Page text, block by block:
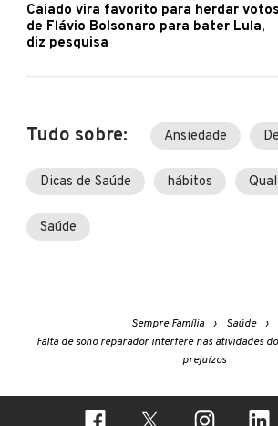
Caiado vira favorito para herdar votos
de Flávio Bolsonaro para bater Lula,
diz pesquisa
Tudo sobre: Ansiedade
Dicas de Saúde hábitos
Saúde
Sempre Família
Saúde
Falta de sono reparador interfere nas atividades
prejuízos